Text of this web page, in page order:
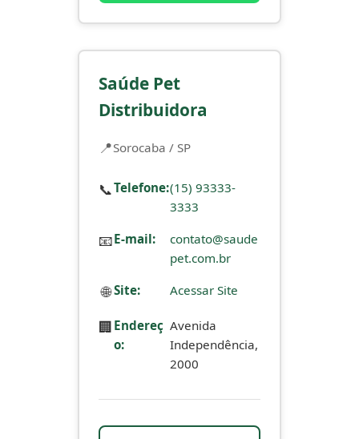
Saúde Pet
Distribuidora
Sorocaba / SP
📞Telefone:(15) 93333-
3333
📧E-mail:
contato@saude
pet.com.br
🌐 Site: Acessar Site
🏢 Endereç
o:
Avenida
Independência,
2000